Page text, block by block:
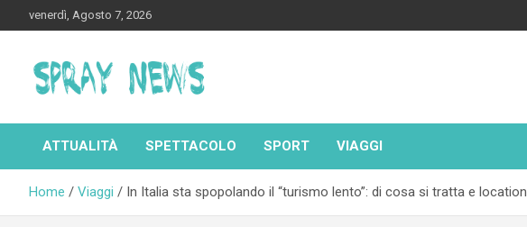
to
venerdì, Agosto 7, 2026
Spraynews.it
ATTUALITÀ SPETTACOLO SPORT VIAGGI
Home Viaggi In Italia sta spopolando il “turismo lento”: di cosa si tratta e location